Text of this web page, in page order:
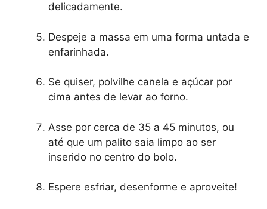
delicadamente.
Despeje a massa em uma forma untada e
enfarinhada.
Se quiser, polvilhe canela e açúcar por
cima antes de levar ao forno.
Asse por cerca de 35 a 45 minutos, ou
até que um palito saia limpo ao ser
inserido no centro do bolo.
Espere esfriar, desenforme e aproveite!